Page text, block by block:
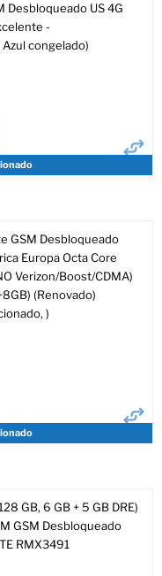
Desbloqueado US 4G
-
congelado)
GSM Desbloqueado
Europa Octa Core
Verizon/Boost/CDMA)
(Renovado)
)
GB, 6 GB + 5 GB DRE)
GSM Desbloqueado
RMX3491